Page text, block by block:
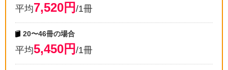
平均7,520円 /1冊
20〜46冊の場合
平均5,450円 /1冊